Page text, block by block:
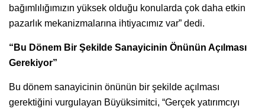
bağımlılığımızın yüksek olduğu konularda çok daha etkin
pazarlık mekanizmalarına ihtiyacımız var” dedi.
“Bu Dönem Bir Şekilde Sanayicinin Önünün Açılması
Gerekiyor”
Bu dönem sanayicinin önünün bir şekilde açılması
gerektiğini vurgulayan Büyüksimitci, “Gerçek yatırımcıyı